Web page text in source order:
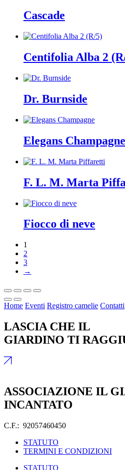
Cascade
Centifolia Alba 2
Dr. Burnside
Elegans Champagne
F. L. M. Marta
Fiocco di neve
1
2
3
→
Home Eventi Registro camelie Contatti
LASCIA CHE IL
GIARDINO TI
ASSOCIAZIONE IL
INCANTATO
C.F.: 92057460450
STATUTO
TERMINI E CONDIZIONI
STATUTO